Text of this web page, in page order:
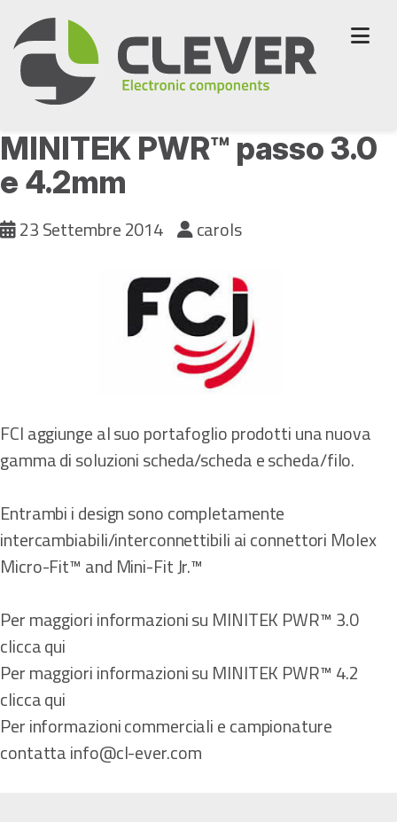
to
content
Nuovi connettori FCI
MINITEK PWR™ passo 3.0
e 4.2mm
23 Settembre 2014 carols
FCI aggiunge al suo portafoglio prodotti una nuova
gamma di soluzioni scheda/scheda e scheda/filo.
Entrambi i design sono completamente
intercambiabili/interconnettibili ai connettori Molex
Micro-Fit™ and Mini-Fit Jr.™
Per maggiori informazioni su MINITEK PWR™ 3.0
clicca qui
Per maggiori informazioni su MINITEK PWR™ 4.2
clicca qui
Per informazioni commerciali e campionature
contatta info@cl-ever.com